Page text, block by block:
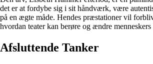
det er at fordybe sig i sit håndværk, være
på en ægte måde. Hendes præstationer vil
hvordan teater kan berøre og ændre menneskers
Afsluttende Tanker